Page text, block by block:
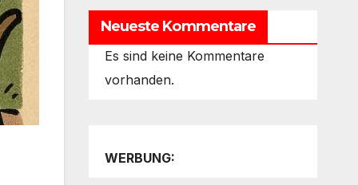
Neueste Kommentare
Es sind keine Kommentare
vorhanden.
WERBUNG: